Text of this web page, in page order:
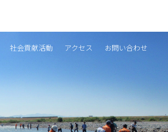
社会貢献活動 アクセス お問い合わせ